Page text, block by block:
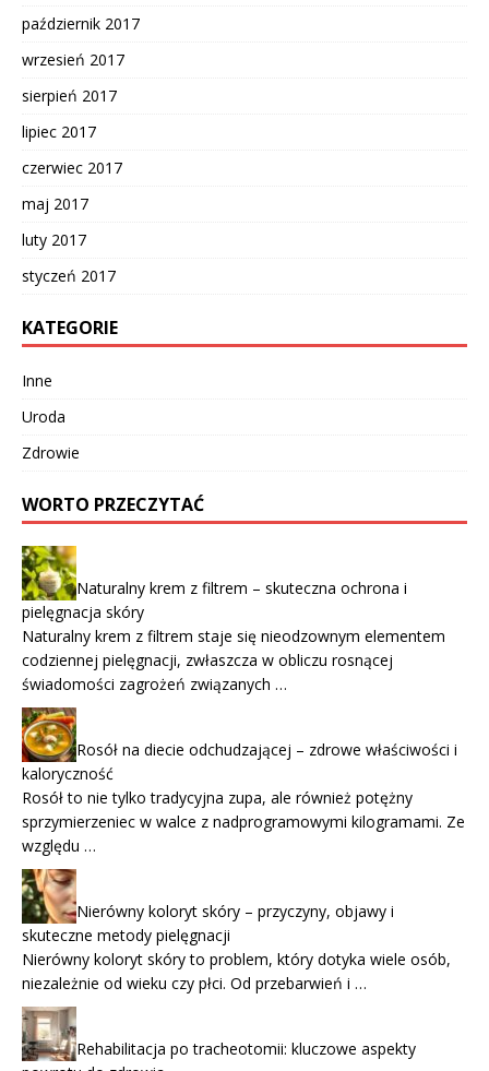
październik 2017
wrzesień 2017
sierpień 2017
lipiec 2017
czerwiec 2017
maj 2017
luty 2017
styczeń 2017
KATEGORIE
Inne
Uroda
Zdrowie
WORTO PRZECZYTAĆ
Naturalny krem z filtrem – skuteczna ochrona i
pielęgnacja skóry
Naturalny krem z filtrem staje się nieodzownym elementem
codziennej pielęgnacji, zwłaszcza w obliczu rosnącej
świadomości zagrożeń związanych …
Rosół na diecie odchudzającej – zdrowe właściwości i
kaloryczność
Rosół to nie tylko tradycyjna zupa, ale również potężny
sprzymierzeniec w walce z nadprogramowymi kilogramami. Ze
względu …
Nierówny koloryt skóry – przyczyny, objawy i
skuteczne metody pielęgnacji
Nierówny koloryt skóry to problem, który dotyka wiele osób,
niezależnie od wieku czy płci. Od przebarwień i …
Rehabilitacja po tracheotomii: kluczowe aspekty